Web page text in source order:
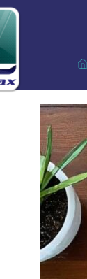
Ir
para
o
conteúdo